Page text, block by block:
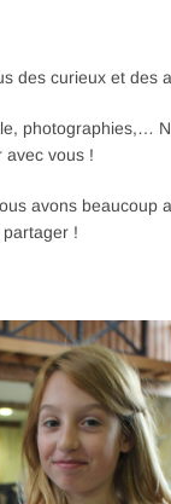
des curieux et des
photographies,…
avec vous !
avons beaucoup
partager !